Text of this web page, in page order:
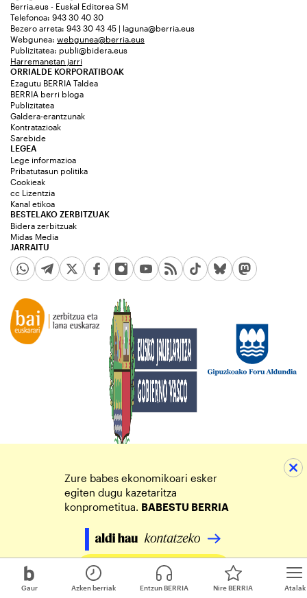
Gaur Atalak
Azken berriak Entzun BERRIA Nire BERRIA
Berria.eus - Euskal Editorea SM
Telefonoa: 943 30 40 30
Bezero arreta: 943 30 43 45 | laguna@berria.eus
Webgunea: webgunea@berria.eus
Publizitatea: publi@bidera.eus
Harremanetan jarri
ORRIALDE KORPORATIBOAK
Ezagutu BERRIA Taldea
BERRIA berri bloga
Publizitatea
Galdera-erantzunak
Kontratazioak
Sarebide
JARRAITU
LEGEA
Lege informazioa
Pribatutasun politika
Cookieak
cc Lizentzia
Kanal etikoa
BESTELAKO ZERBITZUAK
Bidera zerbitzuak
Midas Media
Zure babes ekonomikoari esker
egiten dugu kazetaritza
konprometitua. BABESTU BERRIA
Egin zure ekarpena